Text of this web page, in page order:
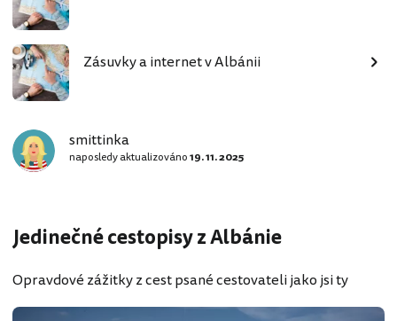
Zásuvky a internet v Albánii
smittinka
naposledy aktualizováno19. 11. 2025
Jedinečné cestopisy z Albánie
Opravdové zážitky z cest psané cestovateli jako jsi ty